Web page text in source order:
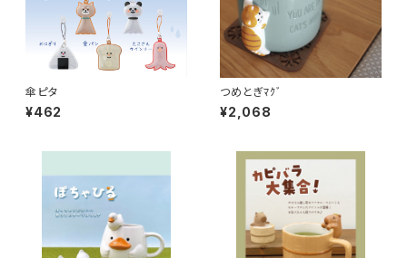
傘ピタ
¥462
つめとぎﾏｸﾞ
¥2,068